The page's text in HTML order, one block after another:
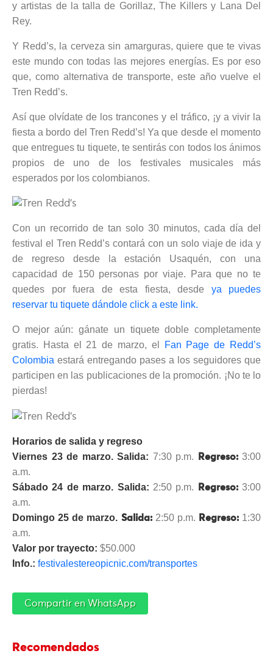
y artistas de la talla de Gorillaz, The Killers y Lana Del
Rey.
Y Redd’s, la cerveza sin amarguras, quiere que te vivas
este mundo con todas las mejores energías. Es por eso
que, como alternativa de transporte, este año vuelve el
Tren Redd’s.
Así que olvídate de los trancones y el tráfico, ¡y a vivir la
fiesta a bordo del Tren Redd’s! Ya que desde el momento
que entregues tu tiquete, te sentirás con todos los ánimos
propios de uno de los festivales musicales más
esperados por los colombianos.
Con un recorrido de tan solo 30 minutos, cada día del
festival el Tren Redd’s contará con un solo viaje de ida y
de regreso desde la estación Usaquén, con una
capacidad de 150 personas por viaje. Para que no te
quedes por fuera de esta fiesta, desde ya puedes
reservar tu tiquete dándole click a este link.
O mejor aún: gánate un tiquete doble completamente
gratis. Hasta el 21 de marzo, el
Fan Page de Redd’s
Colombia estará entregando pases a los seguidores que
participen en las publicaciones de la promoción. ¡No te lo
pierdas!
Horarios de salida y regreso
Viernes 23 de marzo. Salida: 7:30 p.m. Regreso:3:00
a.m.
Sábado 24 de marzo. Salida: 2:50 p.m. Regreso:3:00
a.m.
Domingo 25 de marzo. Salida:2:50 p.m. Regreso:1:30
a.m.
Valor por trayecto: $50.000
Info.: festivalestereopicnic.com/transportes
Compartir en WhatsApp
Recomendados